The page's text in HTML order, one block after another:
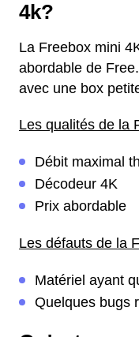
4k?
La Freebox mini
abordable de
avec une box
Les qualités de la
Débit maximal
Décodeur 4K
Prix abordable
Les défauts de la
Matériel ayant
Quelques bugs